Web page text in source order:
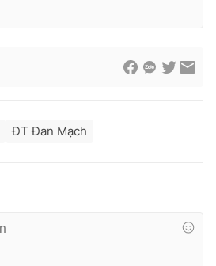
ĐT Đan Mạch